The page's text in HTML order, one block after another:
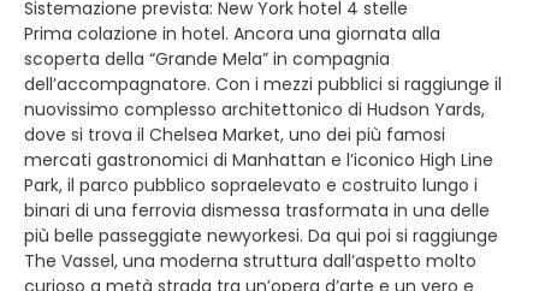
Sistemazione prevista: New York hotel 4 stelle
Prima colazione in hotel. Ancora una giornata alla
scoperta della “Grande Mela” in compagnia
dell’accompagnatore. Con i mezzi pubblici si raggiunge il
nuovissimo complesso architettonico di Hudson Yards,
dove si trova il Chelsea Market, uno dei più famosi
mercati gastronomici di Manhattan e l’iconico High Line
Park, il parco pubblico sopraelevato e costruito lungo i
binari di una ferrovia dismessa trasformata in una delle
più belle passeggiate newyorkesi. Da qui poi si raggiunge
The Vassel, una moderna struttura dall’aspetto molto